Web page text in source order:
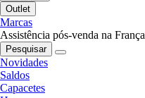
Outlet
Marcas
Assistência pós-venda na França
Pesquisar
Novidades
Saldos
Capacetes